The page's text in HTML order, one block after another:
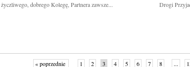
życzliwego, dobrego Kolegę, Partnera zawsze...
Drogi
« poprzednie 1 2 3 4 5 6 7 8 ...